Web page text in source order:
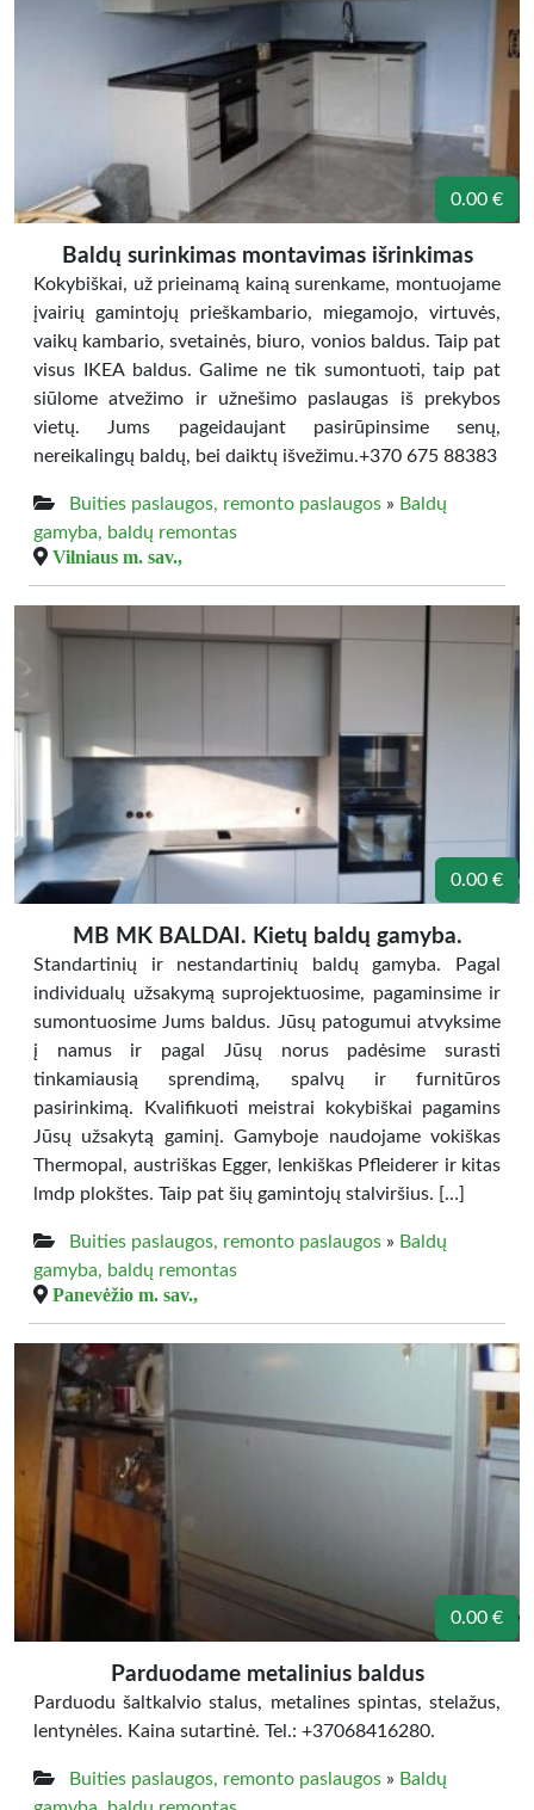
0.00 €
Baldų surinkimas montavimas išrinkimas
Kokybiškai, už prieinamą kainą surenkame, montuojame
įvairių gamintojų prieškambario, miegamojo, virtuvės,
vaikų kambario, svetainės, biuro, vonios baldus. Taip pat
visus IKEA baldus. Galime ne tik sumontuoti, taip pat
siūlome atvežimo ir užnešimo paslaugas iš prekybos
vietų. Jums pageidaujant pasirūpinsime senų,
nereikalingų baldų, bei daiktų išvežimu.+370 675 88383
Buities paslaugos, remonto paslaugos » Baldų
gamyba, baldų remontas
Vilniaus m. sav.,
0.00 €
MB MK BALDAI. Kietų baldų gamyba.
Standartinių ir nestandartinių baldų gamyba. Pagal
individualų užsakymą suprojektuosime, pagaminsime ir
sumontuosime Jums baldus. Jūsų patogumui atvyksime
į namus ir pagal Jūsų norus padėsime surasti
tinkamiausią sprendimą, spalvų ir furnitūros
pasirinkimą. Kvalifikuoti meistrai kokybiškai pagamins
Jūsų užsakytą gaminį. Gamyboje naudojame vokiškas
Thermopal, austriškas Egger, lenkiškas Pfleiderer ir kitas
lmdp plokštes. Taip pat šių gamintojų stalviršius. […]
Buities paslaugos, remonto paslaugos » Baldų
gamyba, baldų remontas
Panevėžio m. sav.,
0.00 €
Parduodame metalinius baldus
Parduodu šaltkalvio stalus, metalines spintas, stelažus,
lentynėles. Kaina sutartinė. Tel.: +37068416280.
Buities paslaugos, remonto paslaugos » Baldų